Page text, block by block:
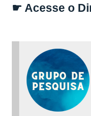
☛ Acesse o